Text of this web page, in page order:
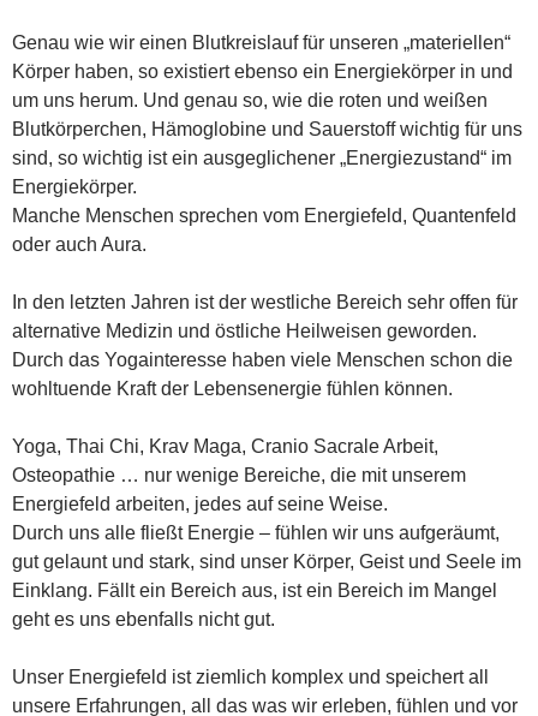
Genau wie wir einen Blutkreislauf für unseren „materiellen“
Körper haben, so existiert ebenso ein Energiekörper in und
um uns herum. Und genau so, wie die roten und weißen
Blutkörperchen, Hämoglobine und Sauerstoff wichtig für uns
sind, so wichtig ist ein ausgeglichener „Energiezustand“ im
Energiekörper.
Manche Menschen sprechen vom Energiefeld, Quantenfeld
oder auch Aura.
In den letzten Jahren ist der westliche Bereich sehr offen für
alternative Medizin und östliche Heilweisen geworden.
Durch das Yogainteresse haben viele Menschen schon die
wohltuende Kraft der Lebensenergie fühlen können.
Yoga, Thai Chi, Krav Maga, Cranio Sacrale Arbeit,
Osteopathie … nur wenige Bereiche, die mit unserem
Energiefeld arbeiten, jedes auf seine Weise.
Durch uns alle fließt Energie – fühlen wir uns aufgeräumt,
gut gelaunt und stark, sind unser Körper, Geist und Seele im
Einklang. Fällt ein Bereich aus, ist ein Bereich im Mangel
geht es uns ebenfalls nicht gut.
Unser Energiefeld ist ziemlich komplex und speichert all
unsere Erfahrungen, all das was wir erleben, fühlen und vor